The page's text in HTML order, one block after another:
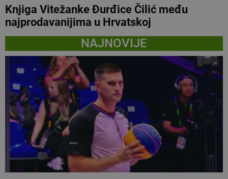
Knjiga Vitežanke Đurđice Čilić među
najprodavanijima u Hrvatskoj
NAJNOVIJE